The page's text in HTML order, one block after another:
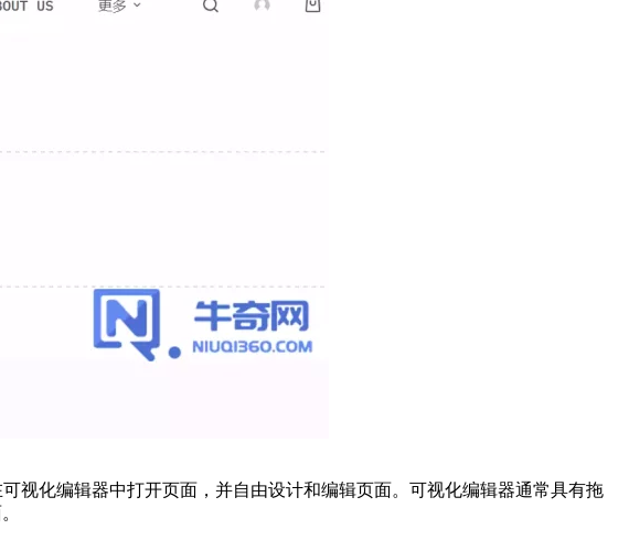
视化编辑器中打开页面，并自由设计和编辑页面。可视化编辑器通常具有拖